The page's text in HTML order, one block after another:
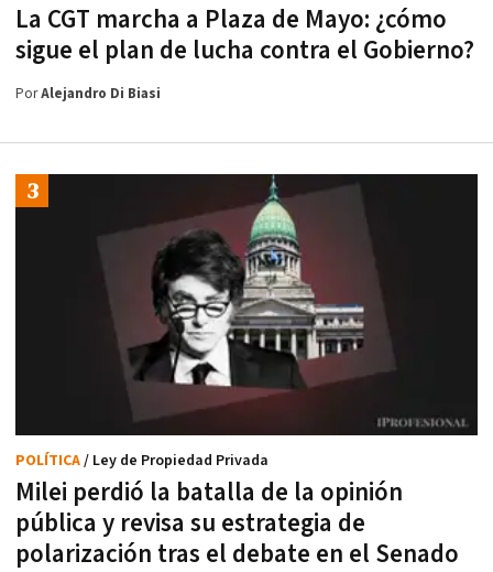
La CGT marcha a Plaza de Mayo: ¿cómo
sigue el plan de lucha contra el Gobierno?
PorAlejandro Di Biasi
Milei perdió la batalla de la opinión
pública y revisa su estrategia de
polarización tras el debate en el Senado
POLÍTICA/ Ley de Propiedad Privada